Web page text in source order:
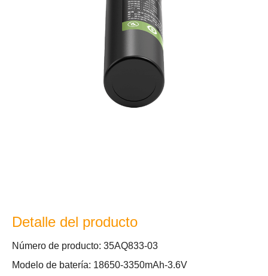
Detalle del producto
Número de producto: 35AQ833-03
Modelo de batería: 18650-3350mAh-3.6V